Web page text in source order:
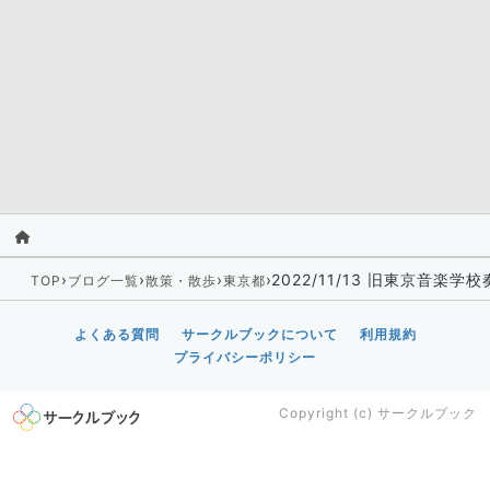
TOP › ブログ一覧›散策・散歩›東京都›2022/11/13 旧東京音楽学校
よくある質問 サークルブックについて
利用規約
プライバシーポリシー
Copyright (c) サークルブック